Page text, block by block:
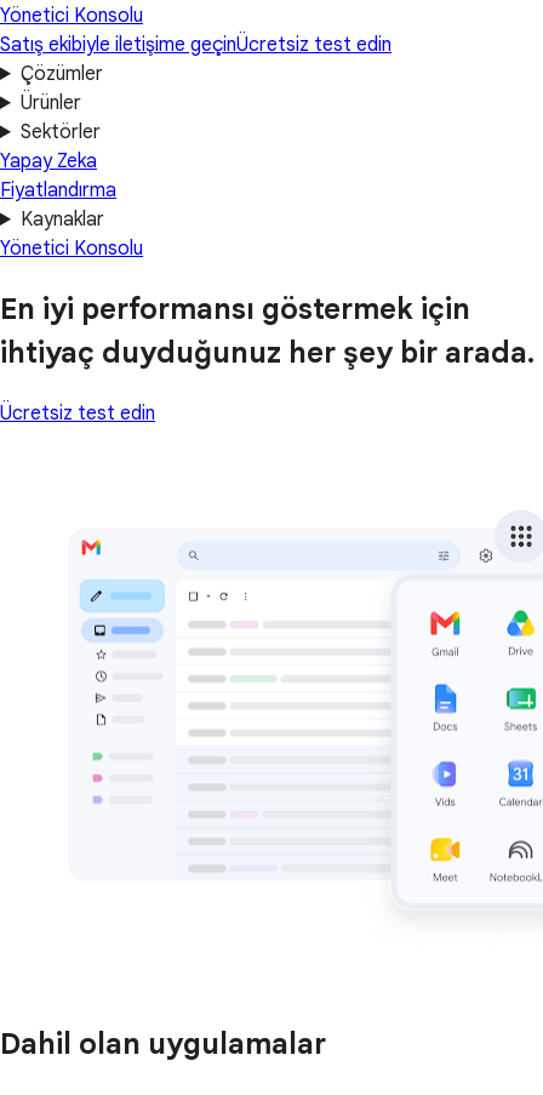
Yönetici Konsolu
Satış ekibiyle iletişime geçinÜcretsiz test edin
Çözümler
Ürünler
Sektörler
Yapay Zeka
Fiyatlandırma
Kaynaklar
Yönetici Konsolu
En iyi performansı göstermek için
ihtiyaç duyduğunuz her şey bir arada.
Ücretsiz test edin
Dahil olan uygulamalar